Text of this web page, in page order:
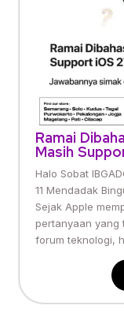
Ramai
Masih
Halo Sobat
11 Mendadak
Sejak Apple
pertanyaan yang
forum teknologi,